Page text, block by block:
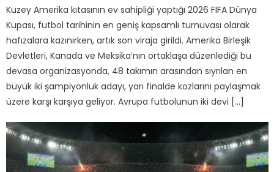
Kuzey Amerika kıtasının ev sahipliği yaptığı 2026 FIFA Dünya
Kupası, futbol tarihinin en geniş kapsamlı turnuvası olarak
hafızalara kazınırken, artık son viraja girildi. Amerika Birleşik
Devletleri, Kanada ve Meksika’nın ortaklaşa düzenlediği bu
devasa organizasyonda, 48 takımın arasından sıyrılan en
büyük iki şampiyonluk adayı, yarı finalde kozlarını paylaşmak
üzere karşı karşıya geliyor. Avrupa futbolunun iki devi […]